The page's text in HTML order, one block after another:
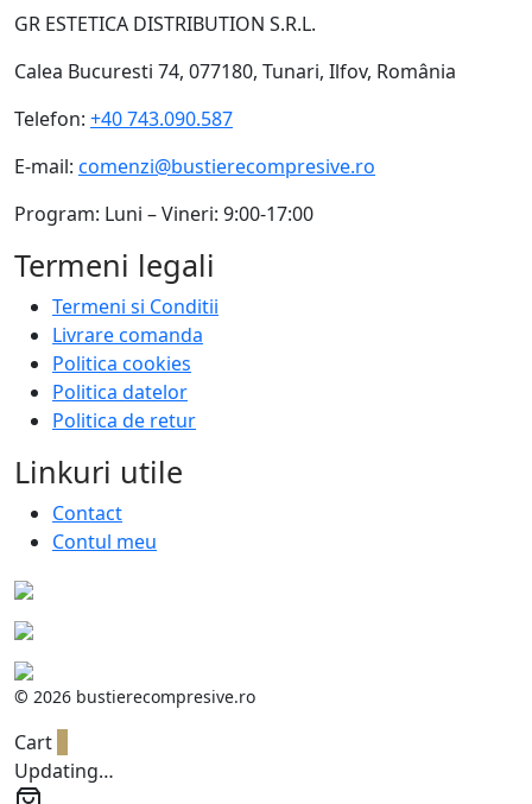
GR ESTETICA DISTRIBUTION S.R.L.
Calea Bucuresti 74, 077180, Tunari, Ilfov, România
Telefon: +40 743.090.587
E-mail: comenzi@bustierecompresive.ro
Program: Luni – Vineri: 9:00-17:00
Termeni legali
Termeni si Conditii
Livrare comanda
Politica cookies
Politica datelor
Politica de retur
Linkuri utile
Contact
Contul meu
© 2026 bustierecompresive.ro
Cart
Updating…